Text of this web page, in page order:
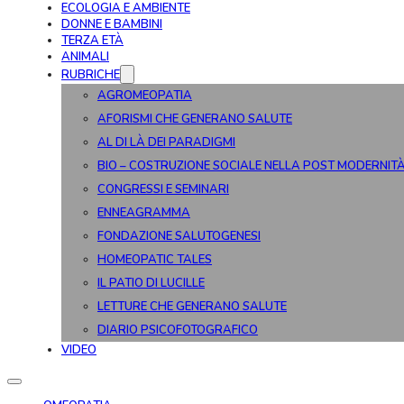
ECOLOGIA E AMBIENTE
DONNE E BAMBINI
TERZA ETÀ
ANIMALI
RUBRICHE
AGROMEOPATIA
AFORISMI CHE GENERANO SALUTE
AL DI LÀ DEI PARADIGMI
BIO – COSTRUZIONE SOCIALE NELLA POST
CONGRESSI E SEMINARI
ENNEAGRAMMA
FONDAZIONE SALUTOGENESI
HOMEOPATIC TALES
IL PATIO DI LUCILLE
LETTURE CHE GENERANO SALUTE
DIARIO PSICOFOTOGRAFICO
VIDEO